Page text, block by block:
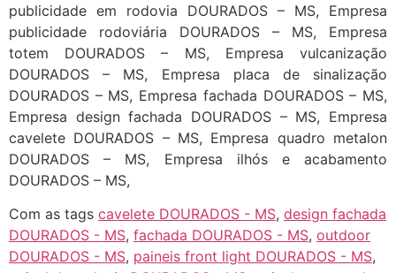
publicidade em rodovia DOURADOS – MS, Empresa
publicidade rodoviária DOURADOS – MS, Empresa
totem DOURADOS – MS, Empresa vulcanização
DOURADOS – MS, Empresa placa de sinalização
DOURADOS – MS, Empresa fachada DOURADOS – MS,
Empresa design fachada DOURADOS – MS, Empresa
cavelete DOURADOS – MS, Empresa quadro metalon
DOURADOS – MS, Empresa ilhós e acabamento
DOURADOS – MS,
Com as tags cavelete DOURADOS - MS, design fachada
DOURADOS - MS, fachada DOURADOS - MS, outdoor
DOURADOS - MS, paineis front light DOURADOS - MS,